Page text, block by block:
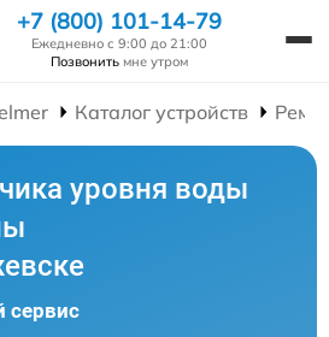
+7 (800) 101-14-79
Ежедневно с 9:00 до 21:00
Позвонить мне утром
Каталог устройств
уровня воды
сервис